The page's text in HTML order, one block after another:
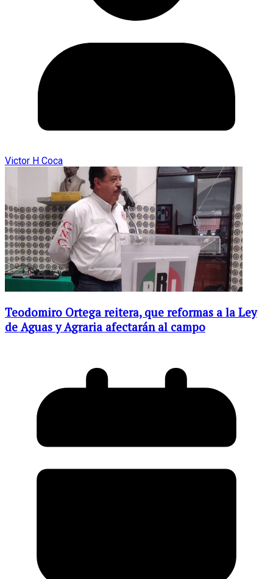
Victor H Coca
Teodomiro Ortega reitera, que reformas a la Ley
de Aguas y Agraria afectarán al campo